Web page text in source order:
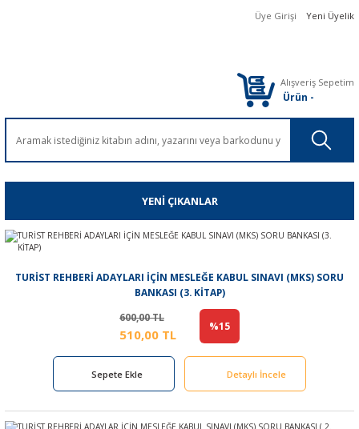
Üye Girişi Yeni Üyelik
Alışveriş Sepetim
Ürün -
YENİ ÇIKANLAR
TURİST REHBERİ ADAYLARI İÇİN MESLEĞE KABUL SINAVI (MKS) SORU
BANKASI (3. KİTAP)
600,00 TL
510,00 TL
%15
Sepete Ekle Detaylı İncele